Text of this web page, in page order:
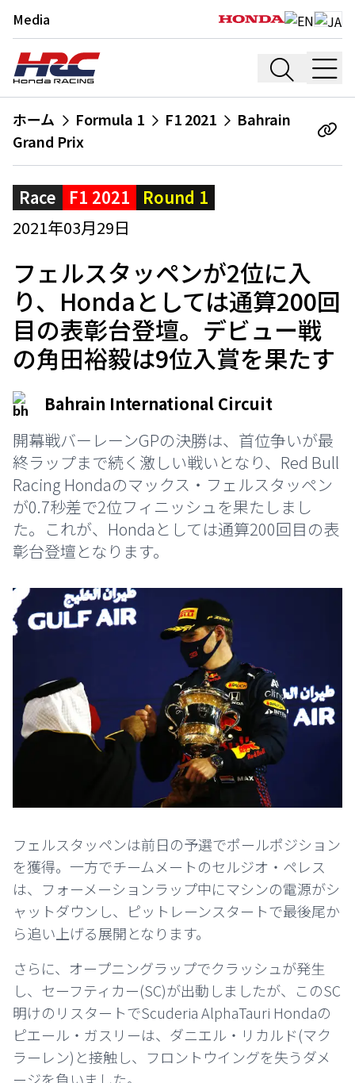
Media
ホーム Formula 1 F1 2021
Bahrain
Grand Prix
Race F1 2021
Round 1
2021年03月29日
フェルスタッペンが2位に入
り、Hondaとしては通算200回
目の表彰台登壇。デビュー戦
の角田裕毅は9位入賞を果たす
Bahrain International Circuit
開幕戦バーレーンGPの決勝は、首位争いが最
終ラップまで続く激しい戦いとなり、Red Bull
Racing Hondaのマックス・フェルスタッペン
が0.7秒差で2位フィニッシュを果たしまし
た。これが、Hondaとしては通算200回目の表
彰台登壇となります。
フェルスタッペンは前日の予選でポールポジション
を獲得。一方でチームメートのセルジオ・ペレス
は、フォーメーションラップ中にマシンの電源がシ
ャットダウンし、ピットレーンスタートで最後尾か
ら追い上げる展開となります。
さらに、オープニングラップでクラッシュが発生
し、セーフティカー(SC)が出動しましたが、このSC
明けのリスタートでScuderia AlphaTauri Hondaの
ピエール・ガスリーは、ダニエル・リカルド(マク
ラーレン)と接触し、フロントウイングを失うダメ